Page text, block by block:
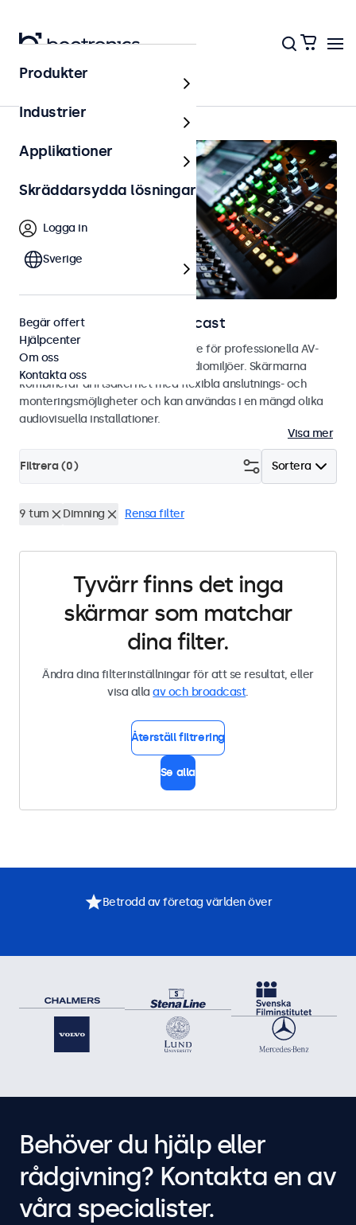
AV och broadcast
Skärmar för AV och broadcast
Bild- och touchskärmar utvecklade för professionella AV-
integratörer och användning i studiomiljöer. Skärmarna
kombinerar driftsäkerhet med flexibla anslutnings- och
monteringsmöjligheter och kan användas i en mängd olika
audiovisuella installationer.
Visa mer
Sortera
Filtrera (0)
9 tum Dimning Rensa filter
Tyvärr finns det inga
skärmar som matchar
dina filter.
Ändra dina filterinställningar för att se resultat, eller
visa allaav och broadcast.
Återställ filtrering
Se alla
Produkter
Industrier
Applikationer
Skräddarsydda lösningar
Logga in
Sverige
Begär offert
Hjälpcenter
Om oss
Kontakta oss
Betrodd av företag världen över
Behöver du hjälp eller
rådgivning? Kontakta en av
våra specialister.